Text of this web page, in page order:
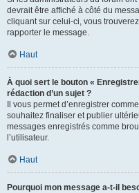
devrait être affiché à côté du
cliquant sur celui-ci, vous
rapporter le message.
Haut
À quoi sert le bouton «
rédaction d’un sujet ?
Il vous permet d’enregistrer
souhaitez finaliser et publier
messages enregistrés comme
l’utilisateur.
Haut
Pourquoi mon message a-t-il